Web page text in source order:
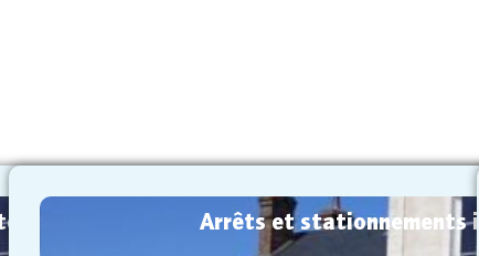
d’agglomération sur la RD960 22/07/2026
Arrêts et stationnements